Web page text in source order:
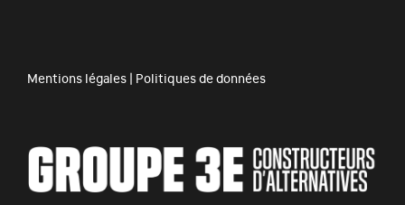
Mentions légales| Politiques de données